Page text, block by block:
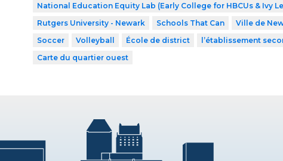
National Education Equity Lab (Early College for HBCUs & Ivy
Rutgers University - Newark
Schools That Can Ville de
Soccer
Volleyball École de district l’établissement
Carte du quartier ouest